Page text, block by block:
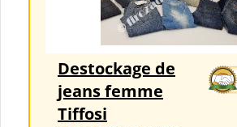
Destockage de
jeans femme
Tiffosi